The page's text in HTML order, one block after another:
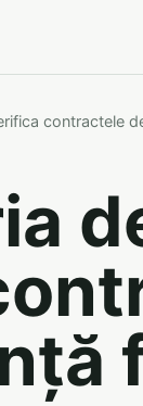
contractele